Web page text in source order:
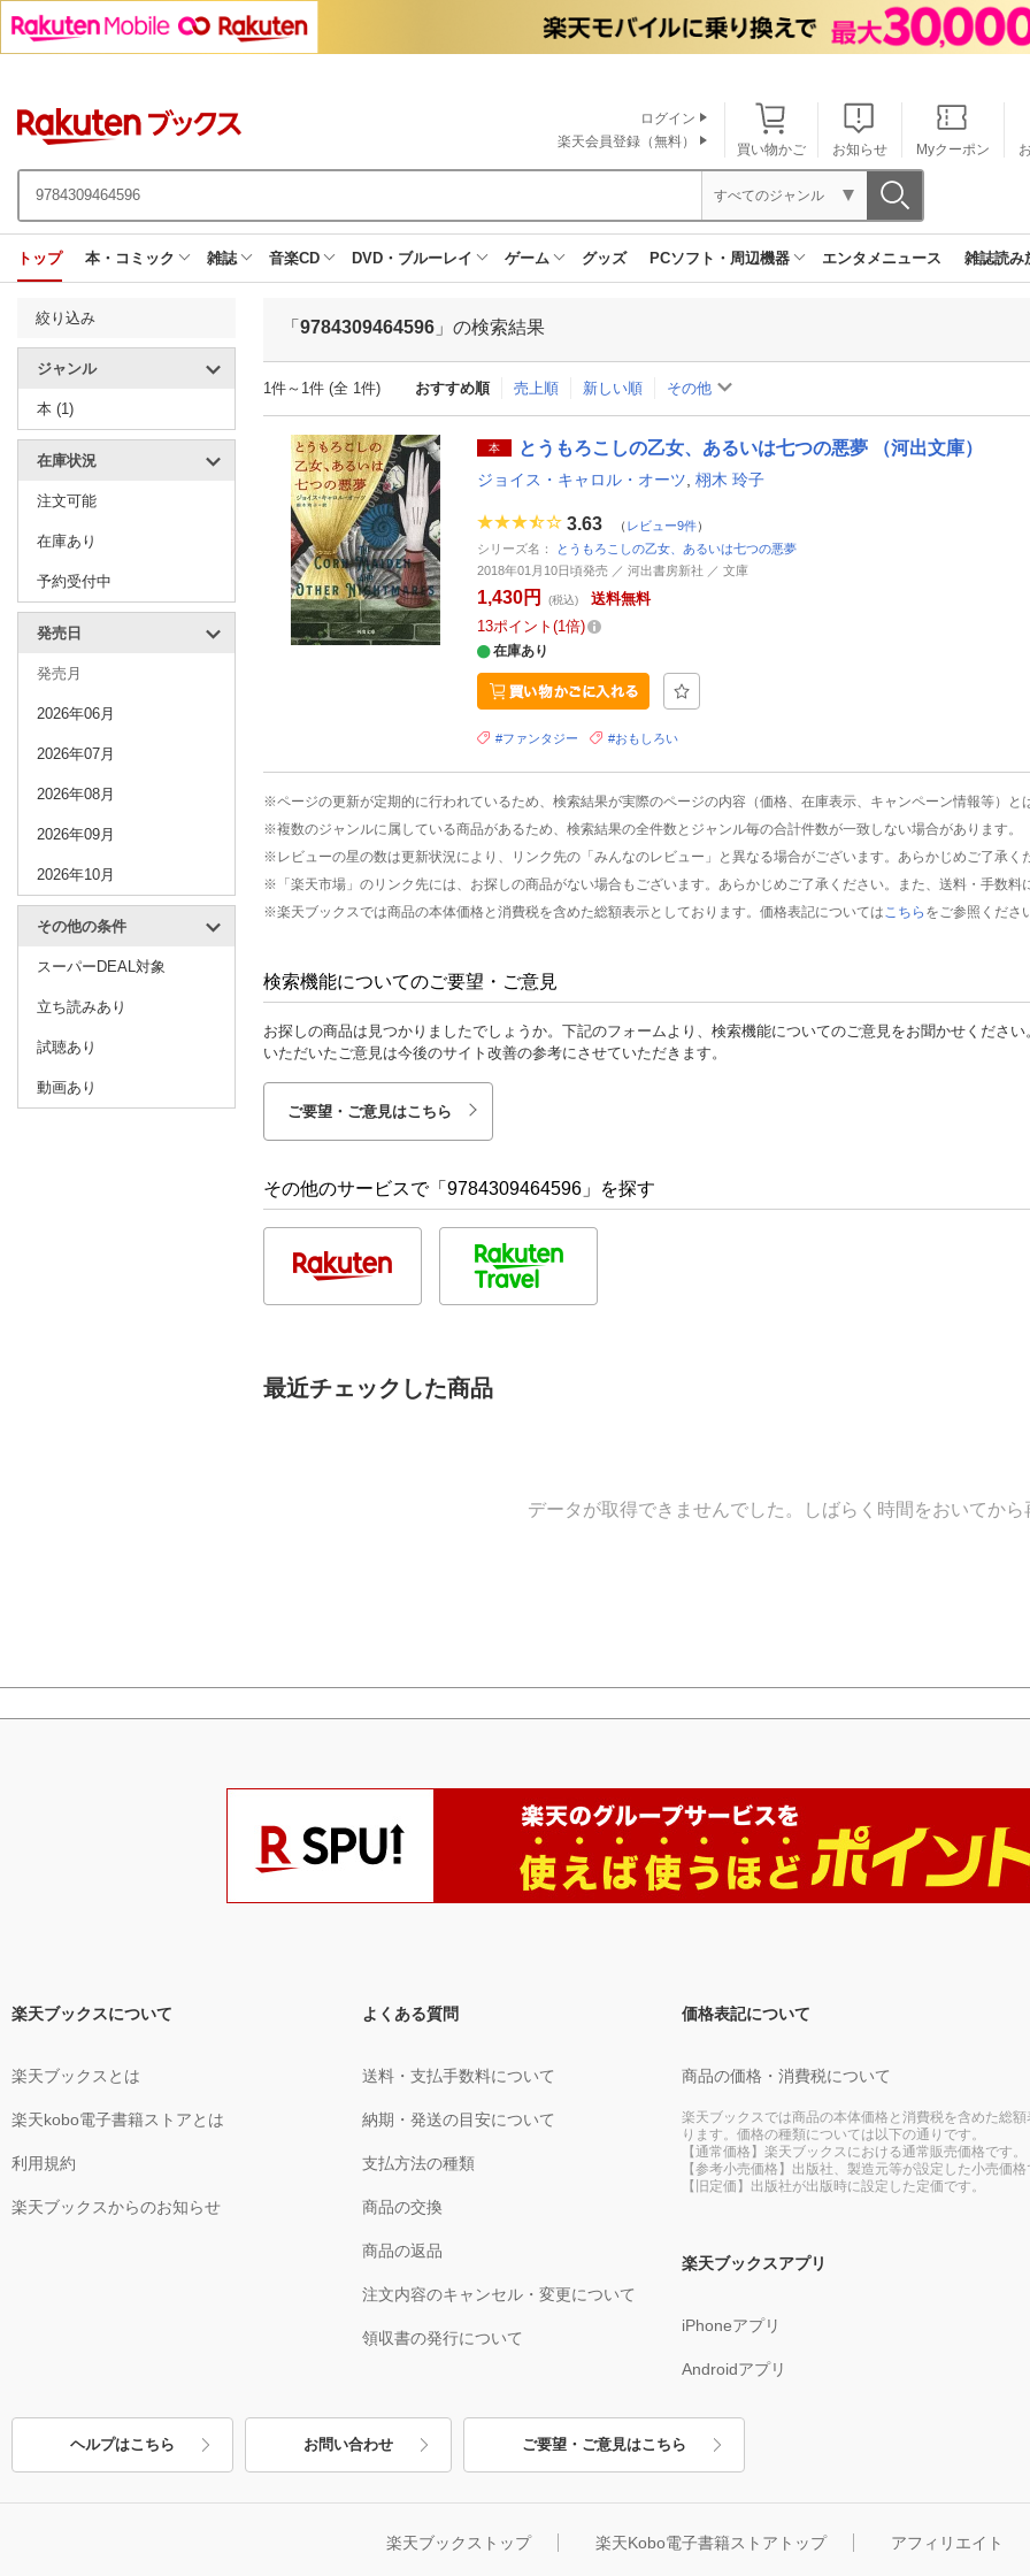
買い物かご お知らせ Myクーポン
ログイン
楽天会員登録（無料）
すべてのジャンル
トップ 本・コミック 雑誌 音楽CD DVD・ブルーレイ ゲーム グッズ PCソフト・周辺機器 エンタメニュース 雑誌読み
絞り込み
ジャンル
本 (1)
在庫状況
注文可能
在庫あり
予約受付中
発売日
発売月
2026年06月
2026年07月
2026年08月
2026年09月
2026年10月
その他の条件
スーパーDEAL対象
立ち読みあり
試聴あり
動画あり
「 9784309464596 」の検索結果
1件～1件 (全 1件) おすすめ順 売上順 新しい順 その他
本 とうもろこしの乙女、あるいは七つの悪夢 （河出文庫）
ジョイス・キャロル・オーツ 栩木 玲子
3.63 （ レビュー9件）
シリーズ名：
とうもろこしの乙女、あるいは七つの悪夢
2018年01月10日頃発売 ／ 河出書房新社 ／ 文庫
1,430円 (税込)
送料無料
13ポイント 1倍
在庫あり
#ファンタジー #おもしろい
※ページの更新が定期的に行われているため、検索結果が実際のページの内容（価格、在庫表示、キャンペーン情報等）と
※複数のジャンルに属している商品があるため、検索結果の全件数とジャンル毎の合計件数が一致しない場合があります。
※レビューの星の数は更新状況により、リンク先の「みんなのレビュー」と異なる場合がございます。あらかじめご了承く
※「楽天市場」のリンク先には、お探しの商品がない場合もございます。あらかじめご了承ください。また、送料・手数料
※楽天ブックスでは商品の本体価格と消費税を含めた総額表示としております。価格表記については こちら をご参照くださ
検索機能についてのご要望・ご意見
お探しの商品は見つかりましたでしょうか。下記のフォームより、検索機能についてのご意見をお聞かせください
いただいたご意見は今後のサイト改善の参考にさせていただきます。
ご要望・ご意見はこちら
その他のサービスで「9784309464596」を探す
最近チェックした商品
データが取得できませんでした。しばらく時間をおいてから
楽天ブックスについて
楽天ブックスとは
楽天kobo電子書籍ストアとは
利用規約
楽天ブックスからのお知らせ
よくある質問
送料・支払手数料について
納期・発送の目安について
支払方法の種類
商品の交換
商品の返品
注文内容のキャンセル・変更について
領収書の発行について
価格表記について
商品の価格・消費税について
楽天ブックスでは商品の本体価格と消費税を含めた総額
ります。価格の種類については以下の通りです。
【通常価格】楽天ブックスにおける通常販売価格です。
【参考小売価格】出版社、製造元等が設定した小売価格
【旧定価】出版社が出版時に設定した定価です。
楽天ブックスアプリ
iPhoneアプリ
Androidアプリ
ヘルプはこちら お問い合わせ ご要望・ご意見はこちら
楽天ブックストップ 楽天Kobo電子書籍ストアトップ アフィリエイト